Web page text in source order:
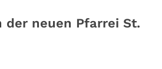
der neuen Pfarrei St.